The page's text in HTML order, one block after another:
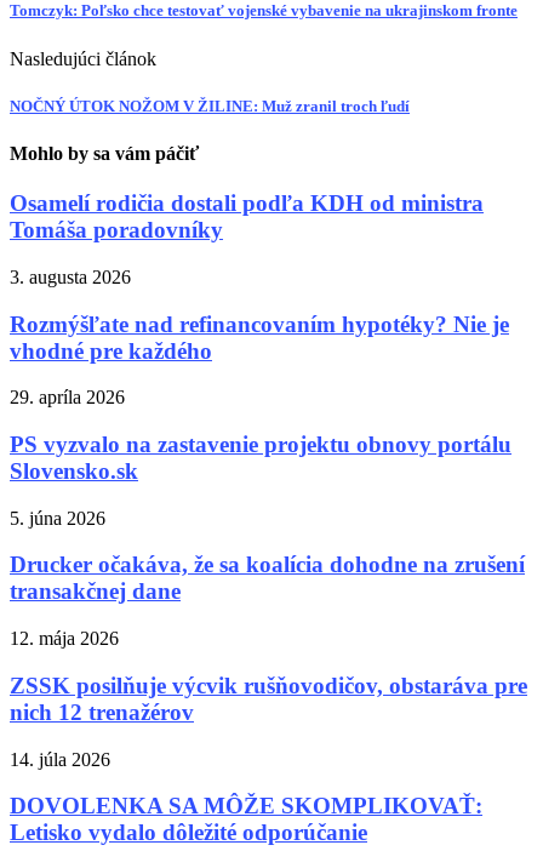
Tomczyk: Poľsko chce testovať vojenské vybavenie na ukrajinskom fronte
Nasledujúci článok
NOČNÝ ÚTOK NOŽOM V ŽILINE: Muž zranil troch ľudí
Mohlo by sa vám páčiť
Osamelí rodičia dostali podľa KDH od ministra
Tomáša poradovníky
3. augusta 2026
Rozmýšľate nad refinancovaním hypotéky? Nie je
vhodné pre každého
29. apríla 2026
PS vyzvalo na zastavenie projektu obnovy portálu
Slovensko.sk
5. júna 2026
Drucker očakáva, že sa koalícia dohodne na zrušení
transakčnej dane
12. mája 2026
ZSSK posilňuje výcvik rušňovodičov, obstaráva pre
nich 12 trenažérov
14. júla 2026
DOVOLENKA SA MÔŽE SKOMPLIKOVAŤ:
Letisko vydalo dôležité odporúčanie